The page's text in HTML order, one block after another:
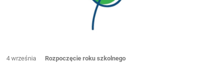
4 wrześniaRozpoczęcie roku szkolnego